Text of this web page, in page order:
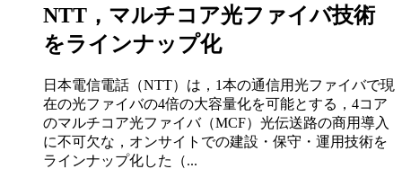
NTT，マルチコア光ファイバ技術
をラインナップ化
日本電信電話（NTT）は，1本の通信用光ファイバで現
在の光ファイバの4倍の大容量化を可能とする，4コア
のマルチコア光ファイバ（MCF）光伝送路の商用導入
に不可欠な，オンサイトでの建設・保守・運用技術を
ラインナップ化した（...